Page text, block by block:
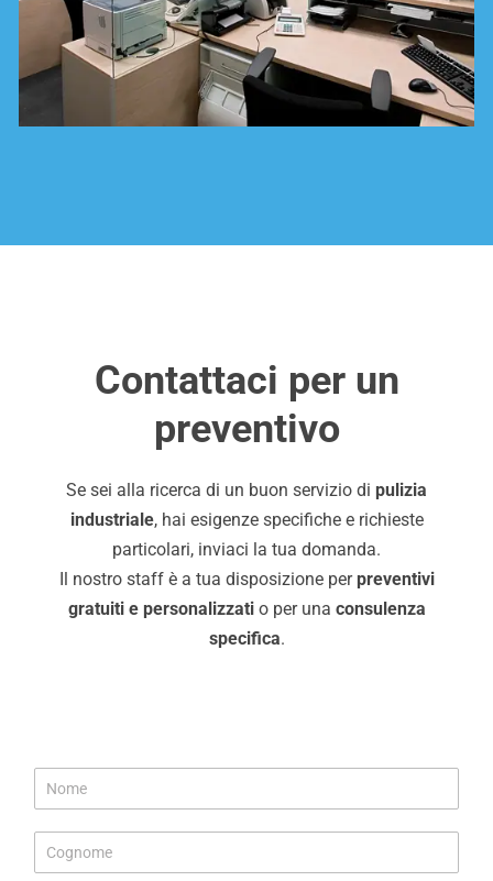
Contattaci per un
preventivo
Se sei alla ricerca di un buon servizio di pulizia
industriale, hai esigenze specifiche e richieste
particolari, inviaci la tua domanda.
Il nostro staff è a tua disposizione perpreventivi
gratuiti e personalizzatio per una consulenza
specifica.